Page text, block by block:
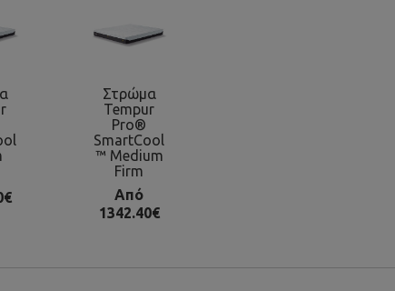
Στρώμα
Tempur
Pro®
SmartCool
™ Medium
Firm
Από
1342.40€